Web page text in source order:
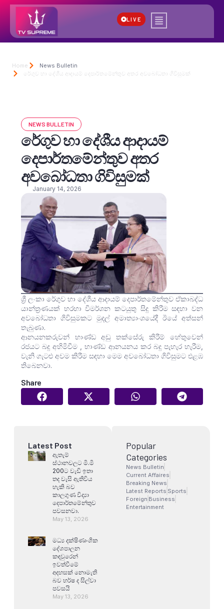
LIVE
Home
News Bulletin
රේගුව හා දේශීය ආදායම් දෙපාර්තමේන්තුව අතර අවබෝධතා ගිවිසුමක්
NEWS BULLETIN
රේගුව හා දේශීය ආදායම්
දෙපාර්තමේන්තුව අතර
අවබෝධතා ගිවිසුමක්
January 14, 2026
ශ්‍රී ලංකා රේගුව හා දේශීය ආදායම් දෙපාර්තමේන්තුව ඒකාබද්ධ
යාන්ත්‍රණයක් හරහා විමර්ශන කටයුතු සිදු කිරීම සඳහා වන
අවබෝධතා ගිවිසුමකට මුදල් අමාත්‍යාංශයේදී ඊයේ අත්සන්
තැබුණා.
ආනයනකරුවන් භාණ්ඩ අඩු තක්සේරු කිරීම් හේතුවෙන්
රජයට බදු අහිමිවීම , භාණ්ඩ ආනයනය කර බදු පැහැර හැරීම,
වැනි ගැටළු අවම කිරීම සඳහා මෙම අවබෝධතා ගිවිසුමට එළඹ
තිබෙනවා.
Share
Latest Post
ඇතැම්
ස්ථානවලට මි.මි
200ට වැඩි ඉතා
තද වැසි ඇතිවිය
හැකි බව
කාලගුණ විද්‍යා
දෙපාර්තමේන්තුව
පවසනවා.
May 13, 2026
මධ්‍ය දක්ෂිණාංශික
දේශපාලන
කඳවුරෙන්
ඉවත්වීමේ
අදහසක් නොමැති
බව හර්ෂ ද සිල්වා
පවසයි
May 13, 2026
Popular
Categories
News Bulletin
Current Affaires
Breaking News
Latest Reports Sports
Foreign Business
Entertainment